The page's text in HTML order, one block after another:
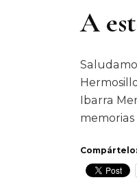
A
Ibarra
Compártelo: